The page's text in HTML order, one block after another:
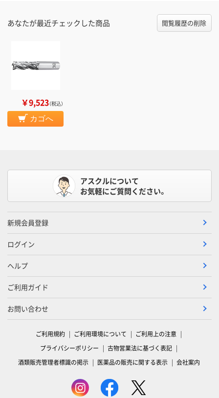
あなたが最近チェックした商品 閲覧履歴の削除
￥9,523（税込）
カゴへ
アスクルについて
お気軽にご質問ください。
新規会員登録
ログイン
ヘルプ
ご利用ガイド
お問い合わせ
ご利用規約 ご利用環境について
ご利用上の注意
プライバシーポリシー
古物営業法に基づく表記
酒類販売管理者標識の掲示
医薬品の販売に関する表示 会社案内